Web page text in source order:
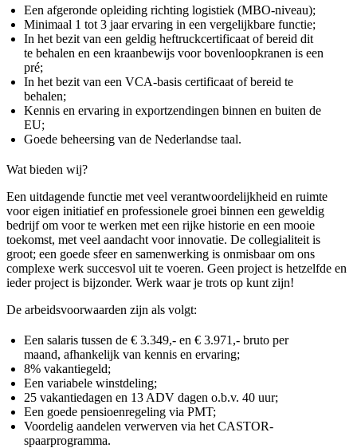
Een afgeronde opleiding richting logistiek (MBO-niveau);
Minimaal 1 tot 3 jaar ervaring in een vergelijkbare functie;
In het bezit van een geldig heftruckcertificaat of bereid dit
te behalen en een kraanbewijs voor bovenloopkranen is een
pré;
In het bezit van een VCA-basis certificaat of bereid te
behalen;
Kennis en ervaring in exportzendingen binnen en buiten de
EU;
Goede beheersing van de Nederlandse taal.
Wat bieden wij?
Een uitdagende functie met veel verantwoordelijkheid en ruimte
voor eigen initiatief en professionele groei binnen een geweldig
bedrijf om voor te werken met een rijke historie en een mooie
toekomst, met veel aandacht voor innovatie. De collegialiteit is
groot; een goede sfeer en samenwerking is onmisbaar om ons
complexe werk succesvol uit te voeren. Geen project is hetzelfde en
ieder project is bijzonder. Werk waar je trots op kunt zijn!
De arbeidsvoorwaarden zijn als volgt:
Een salaris tussen de € 3.349,- en € 3.971,- bruto per
maand, afhankelijk van kennis en ervaring;
8% vakantiegeld;
Een variabele winstdeling;
25 vakantiedagen en 13 ADV dagen o.b.v. 40 uur;
Een goede pensioenregeling via PMT;
Voordelig aandelen verwerven via het CASTOR-
spaarprogramma.